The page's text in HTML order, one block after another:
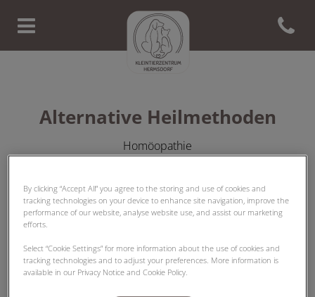
Homepage Tierarzt Hermsdorf
Open
Alternative Heilmethoden
Homöopathie
alternativmedizinischen Heilmethoden wie z.B.
Homöopathie sinnvoll sein. Gern beraten wir Sie, welche
By clicking “Accept All” you agree to the storing and use of cookies and
tracking technologies on your device to enhance site navigation, improve the
performance of our website, analyse website use, and assist our marketing
efforts.
Select “Cookie Settings” for more information about the use of cookies and
tracking technologies and to adjust your preferences. More information is
available in our Privacy Notice and Cookie Policy.